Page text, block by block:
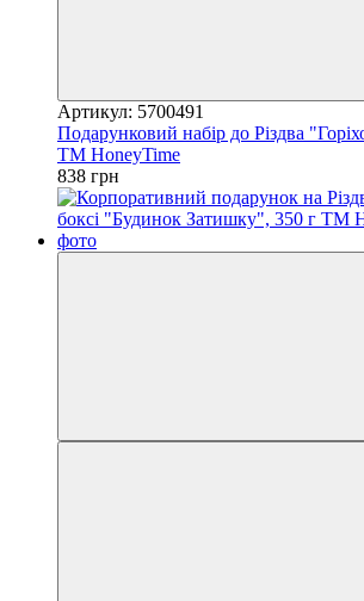
Артикул: 5700491
Подарунковий набір до Різдва
ТМ HoneyTime
838 грн